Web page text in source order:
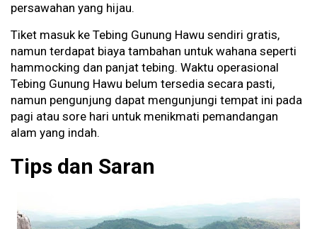
persawahan yang hijau.
Tiket masuk ke Tebing Gunung Hawu sendiri gratis,
namun terdapat biaya tambahan untuk wahana seperti
hammocking dan panjat tebing. Waktu operasional
Tebing Gunung Hawu belum tersedia secara pasti,
namun pengunjung dapat mengunjungi tempat ini pada
pagi atau sore hari untuk menikmati pemandangan
alam yang indah.
Tips dan Saran